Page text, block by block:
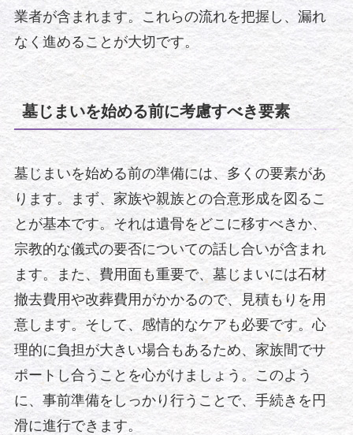
業者が含まれます。これらの流れを把握し、漏れ
なく進めることが大切です。
墓じまいを始める前に考慮すべき要素
墓じまいを始める前の準備には、多くの要素があ
ります。まず、家族や親族との合意形成を図るこ
とが基本です。それは遺骨をどこに移すべきか、
宗教的な儀式の要否についての話し合いが含まれ
ます。また、費用面も重要で、墓じまいには石材
撤去費用や改葬費用がかかるので、見積もりを用
意します。そして、感情的なケアも必要です。心
理的に負担が大きい場合もあるため、家族間でサ
ポートし合うことを心がけましょう。このよう
に、事前準備をしっかり行うことで、手続きを円
滑に進行できます。